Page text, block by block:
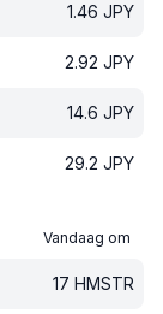
1.46 JPY
2.92 JPY
14.6 JPY
29.2 JPY
Vandaag om
17 HMSTR